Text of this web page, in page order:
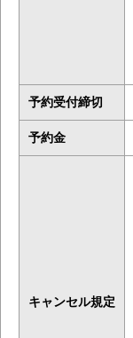
予約受付締切
予約金
キャンセル規定